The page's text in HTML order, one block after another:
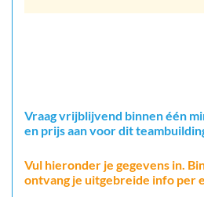
Vraag vrijblijvend binnen één
en prijs aan voor dit
Vul hieronder je gegevens in.
ontvang je uitgebreide info per